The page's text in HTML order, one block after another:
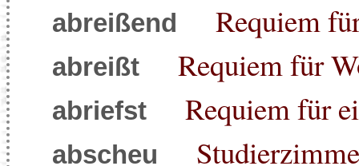
abreißend Requiem
abreißt Requiem für
abriefst Requiem für
abscheu